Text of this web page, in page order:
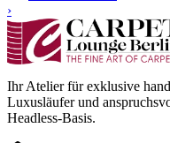
›
Ihr Atelier für exklusive
Luxusläufer und
Headless-Basis.